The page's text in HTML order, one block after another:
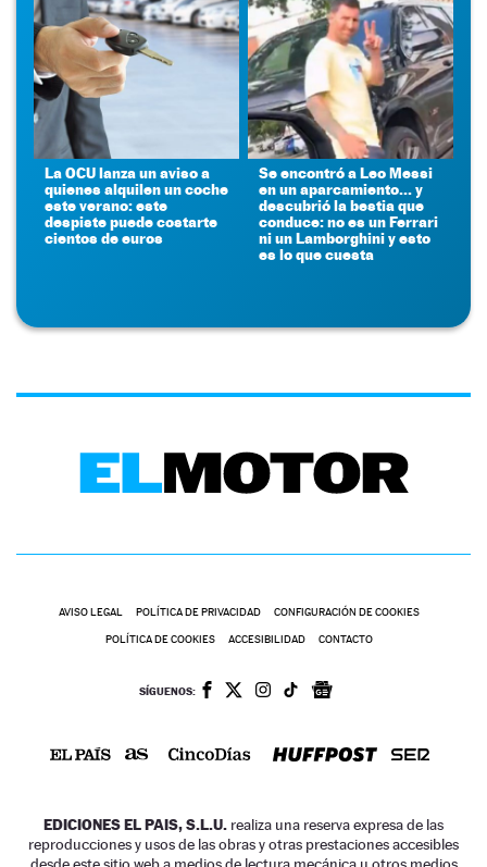
La OCU lanza un aviso a
quienes alquilen un coche
este verano: este
despiste puede costarte
cientos de euros
Se encontró a Leo Messi
en un aparcamiento... y
descubrió la bestia que
conduce: no es un Ferrari
ni un Lamborghini y esto
es lo que cuesta
AVISO LEGAL POLÍTICA DE PRIVACIDAD CONFIGURACIÓN DE COOKIES
POLÍTICA DE COOKIES ACCESIBILIDAD CONTACTO
SÍGUENOS:
EDICIONES EL PAIS, S.L.U. realiza una reserva expresa de las
reproducciones y usos de las obras y otras prestaciones accesibles